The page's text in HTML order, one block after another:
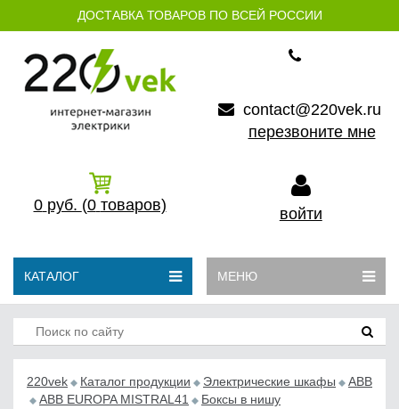
ДОСТАВКА ТОВАРОВ ПО ВСЕЙ РОССИИ
contact@220vek.ru
перезвоните мне
0 руб. (0 товаров) войти
КАТАЛОГ МЕНЮ
220vek Каталог продукции Электрические шкафы
ABB
ABB EUROPA MISTRAL41
Боксы в нишу